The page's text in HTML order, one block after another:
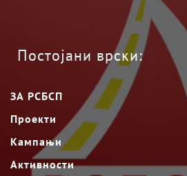
Постојани врски:
ЗА РСБСП
Проекти
Кампањи
Активности